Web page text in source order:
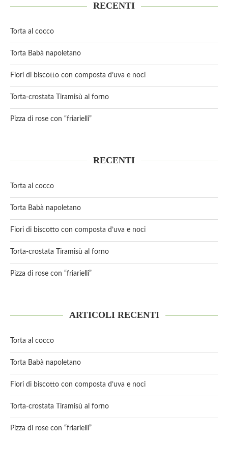
RECENTI
Torta al cocco
Torta Babà napoletano
Fiori di biscotto con composta d’uva e noci
Torta-crostata Tiramisù al forno
Pizza di rose con “friarielli”
RECENTI
Torta al cocco
Torta Babà napoletano
Fiori di biscotto con composta d’uva e noci
Torta-crostata Tiramisù al forno
Pizza di rose con “friarielli”
ARTICOLI RECENTI
Torta al cocco
Torta Babà napoletano
Fiori di biscotto con composta d’uva e noci
Torta-crostata Tiramisù al forno
Pizza di rose con “friarielli”